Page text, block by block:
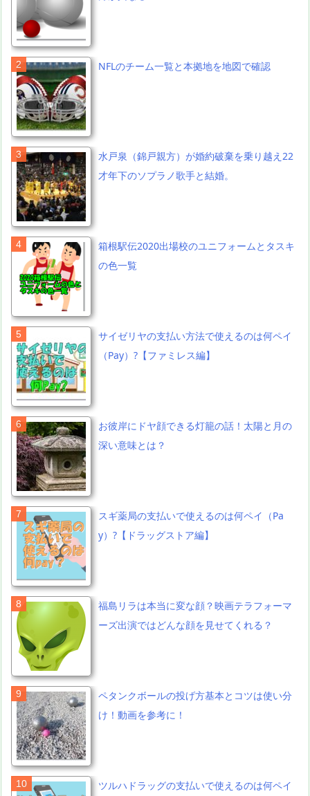
NFLのチーム一覧と本拠地を地図で確認
水戸泉（錦戸親方）が婚約破棄を乗り越え22
才年下のソプラノ歌手と結婚。
箱根駅伝2020出場校のユニフォームとタスキ
の色一覧
サイゼリヤの支払い方法で使えるのは何ペイ
（Pay）?【ファミレス編】
お彼岸にドヤ顔できる灯籠の話！太陽と月の
深い意味とは？
スギ薬局の支払いで使えるのは何ペイ（Pa
y）?【ドラッグストア編】
福島リラは本当に変な顔？映画テラフォーマ
ーズ出演ではどんな顔を見せてくれる？
ペタンクボールの投げ方基本とコツは使い分
け！動画を参考に！
ツルハドラッグの支払いで使えるのは何ペイ